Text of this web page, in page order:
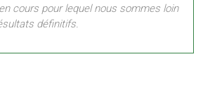
cours pour lequel nous sommes loin
définitifs.